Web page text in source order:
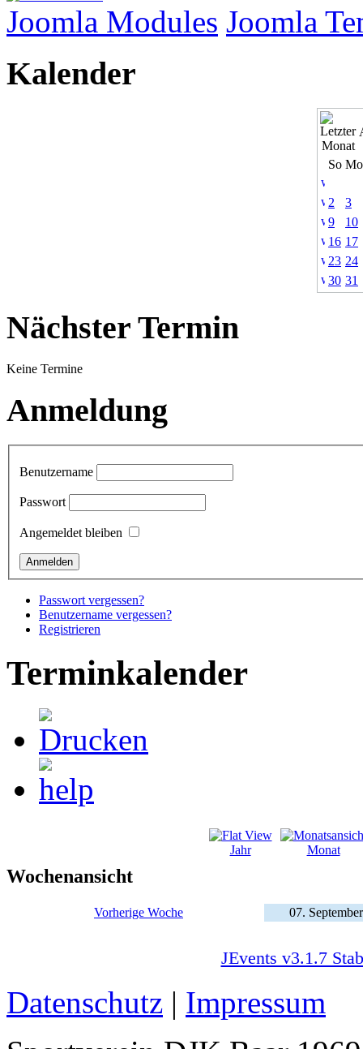
Joomla Modules Joomla
Kalender
So Mo
2
3
9
10
16 17
23 24
30 31
Nächster Termin
Keine Termine
Anmeldung
Benutzername
Passwort
Angemeldet bleiben
Passwort vergessen?
Benutzername vergessen?
Registrieren
Terminkalender
Jahr Monat
Wochenansicht
Vorherige Woche 07.
JEvents v3.1.7
Datenschutz | Impressum